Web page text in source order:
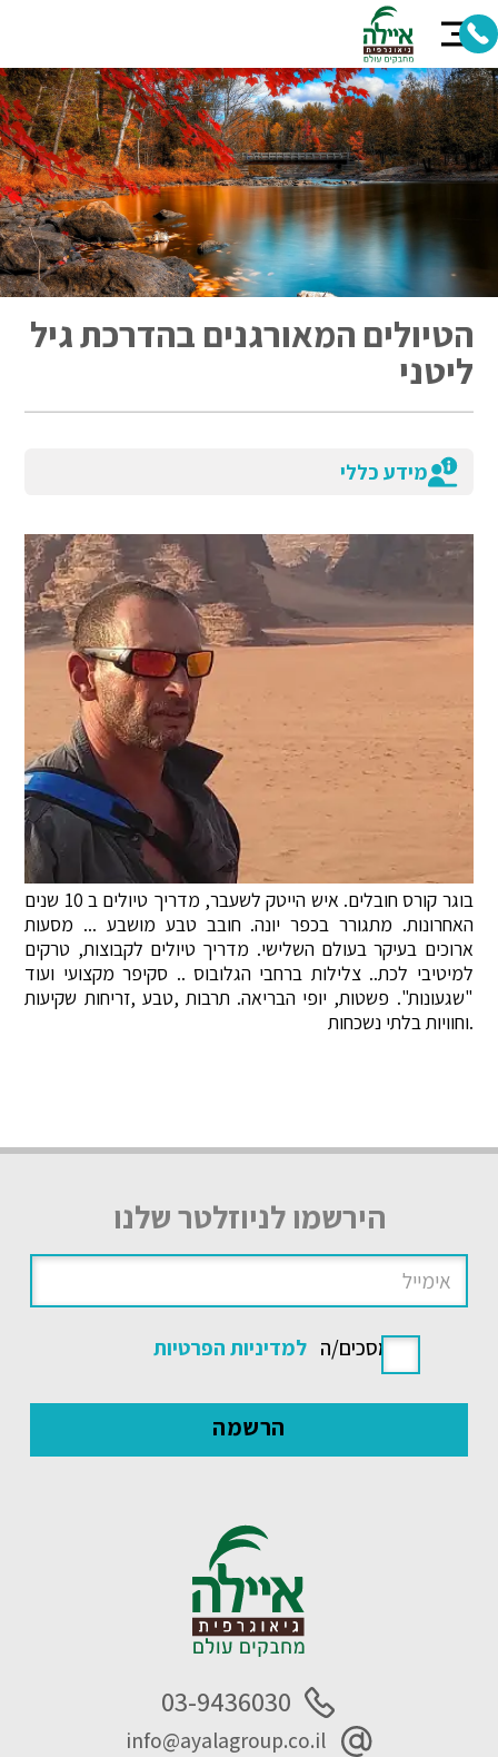
הטיולים המאורגנים בהדרכת גיל
ליטני
מידע כללי
בוגר קורס חובלים. איש הייטק לשעבר, מדריך טיולים ב 10 שנים
האחרונות. מתגורר בכפר יונה. חובב טבע מושבע ... מסעות
ארוכים בעיקר בעולם השלישי. מדריך טיולים לקבוצות, טרקים
למיטיבי לכת.. צלילות ברחבי הגלובוס .. סקיפר מקצועי ועוד
"שגעונות". פשטות, יופי הבריאה. תרבות ,טבע ,זריחות שקיעות
.וחוויות בלתי נשכחות
הירשמו לניוזלטר שלנו
אני מסכים/ה למדיניות הפרטיות
03-9436030
info@ayalagroup.co.il